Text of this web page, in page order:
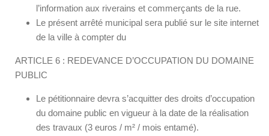
l’information aux riverains et commerçants de la rue.
Le présent arrêté municipal sera publié sur le site internet
de la ville à compter du
ARTICLE 6 : REDEVANCE D’OCCUPATION DU DOMAINE
PUBLIC
Le pétitionnaire devra s’acquitter des droits d’occupation
du domaine public en vigueur à la date de la réalisation
des travaux (3 euros / m² / mois entamé).